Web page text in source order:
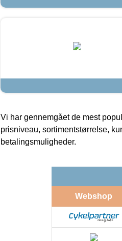
Vi har gennemgået de mest
prisniveau, sortimentstørrelse,
betalingsmuligheder.
Webshop